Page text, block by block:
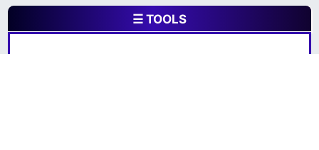
☰ TOOLS